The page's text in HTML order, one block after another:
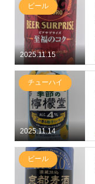
2025.11.15
ビール
2025.11.14
チューハイ
ビール